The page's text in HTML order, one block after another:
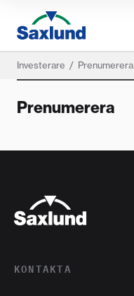
Investerare / Prenumerera
Prenumerera
KONTAKTA